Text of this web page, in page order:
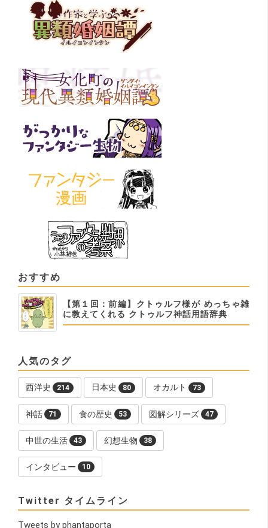
おすすめ
【第１回：前編】クトゥルフ様が めっちゃ雑
に教えてくれる クトゥルフ神話用語辞典
人気のタグ
西洋史 214 日本史 80 オカルト 73
神話 71 食の歴史 53 図解シリーズ 47
中世の生活 43 幻想生物 38
インタビュー 10
Twitter タイムライン
Tweets by phantaporta